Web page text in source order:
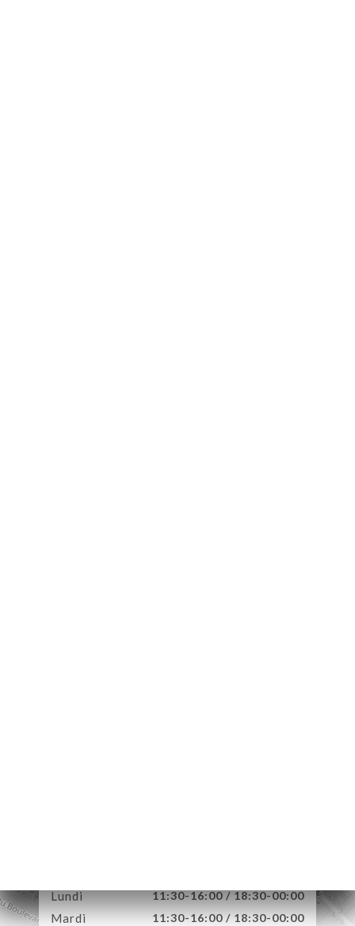
Lundi 11:30-16:00 / 18:30-00:00
Mardi 11:30-16:00 / 18:30-00:00